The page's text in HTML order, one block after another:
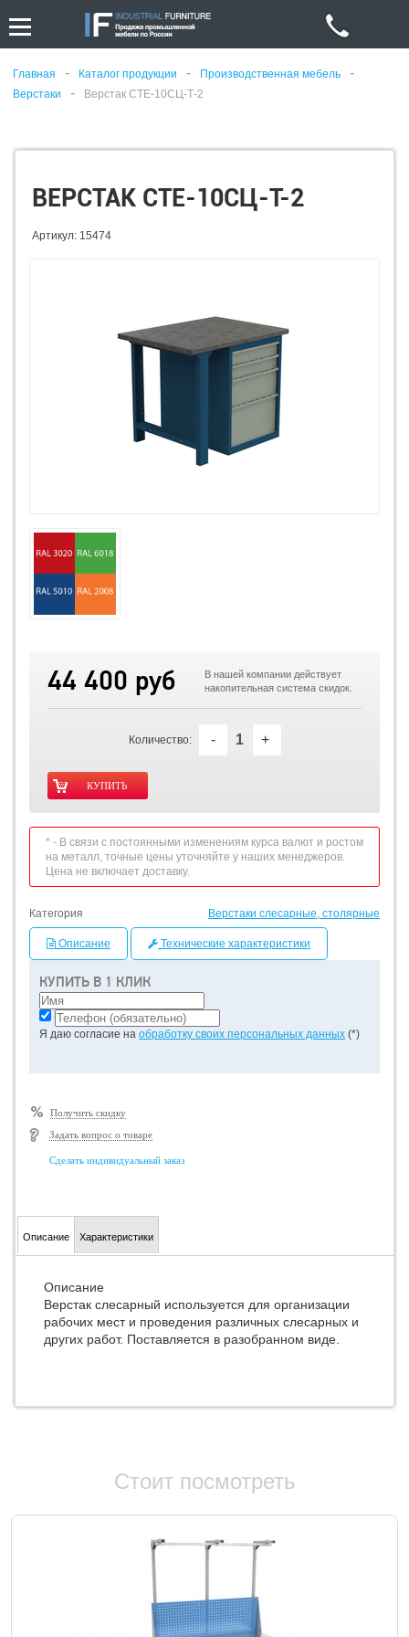
Главная - Каталог продукции - Производственная мебель -
Верстаки - Верстак СТЕ-10СЦ-Т-2
ВЕРСТАК СТЕ-10СЦ-Т-2
Артикул: 15474
КУПИТЬ В 1 КЛИК
Я даю согласие на обработку своих персональных данных (*)
Получить скидку
Задать вопрос о товаре
Сделать индивидуальный заказ
44 400 руб
В нашей компании действует
накопительная система скидок.
Количество: - +
* - В связи с постоянными изменениям курса валют и ростом
на металл, точные цены уточняйте у наших менеджеров.
Цена не включает доставку.
Категория Верстаки слесарные, столярные
Описание Технические характеристики
Описание Характеристики
Описание
Верстак слесарный используется для организации
рабочих мест и проведения различных слесарных и
других работ. Поставляется в разобранном виде.
Стоит посмотреть